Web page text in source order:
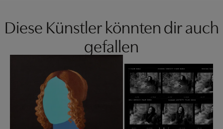
Diese Künstler könnten dir auch
gefallen